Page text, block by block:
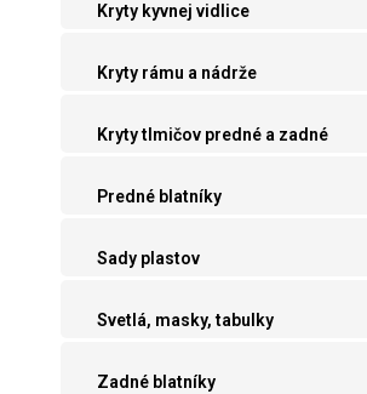
Kryty kyvnej vidlice
Kryty rámu a nádrže
Kryty tlmičov predné a zadné
Predné blatníky
Sady plastov
Svetlá, masky, tabulky
Zadné blatníky